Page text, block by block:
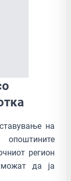
на
опоштините
регион
да ја